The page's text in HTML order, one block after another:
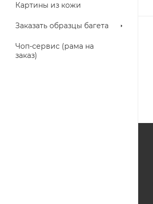
Картины из кожи
Заказать образцы багета
Чоп-сервис (рама на
заказ)